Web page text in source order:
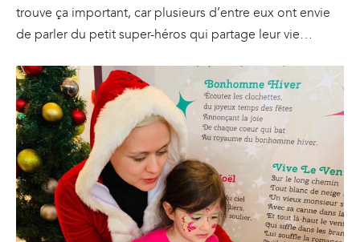
trouve ça important, car plusieurs d’entre eux ont envie
de parler du petit super-héros qui partage leur vie…